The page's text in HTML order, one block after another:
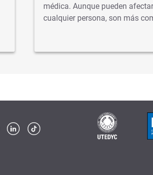
médica. Aunque pueden
cualquier persona, son más